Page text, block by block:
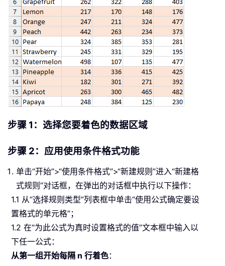
步骤 1：选择您要着色的数据区域
步骤 2：应用使用条件格式功能
单击“开始”>“使用条件格式”>“新建规则”进入“新建格
式规则”对话框，在弹出的对话框中执行以下操作：
1.1 从“选择规则类型”列表框中单击“使用公式确定要设
置格式的单元格”；
1.2 在“为此公式为真时设置格式的值”文本框中输入以
下任一公式：
从第一组开始每隔 n 行着色：